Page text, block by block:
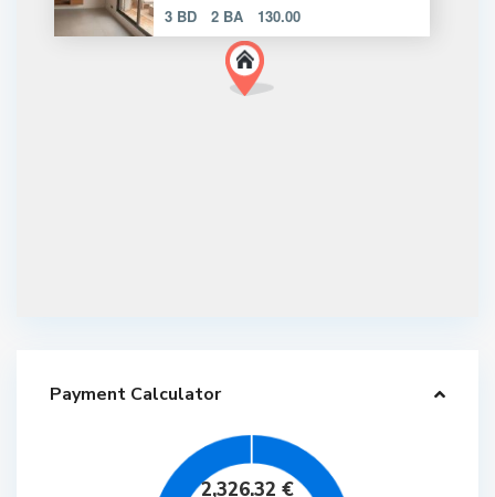
3 BD 2 BA 130.00
Payment Calculator
2,326.32 €